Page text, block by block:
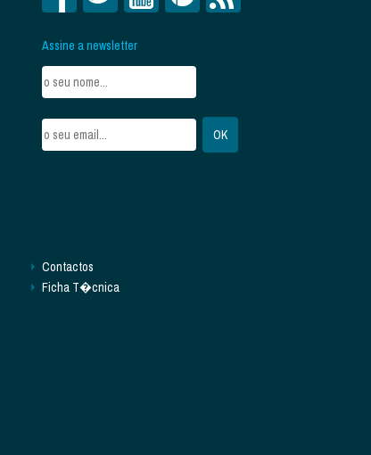
Assine a newsletter
Contactos
Ficha T�cnica